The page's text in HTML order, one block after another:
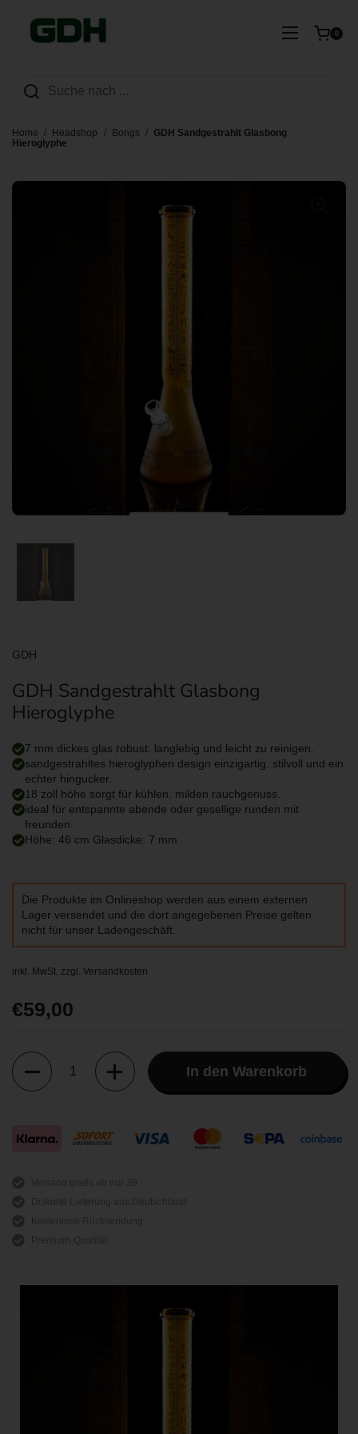
MenüWarenkorb
0
Home / Headshop / Bongs / GDH Sandgestrahlt Glasbong
Hieroglyphe
GDH
GDH Sandgestrahlt Glasbong
Hieroglyphe
7 mm dickes glas robust. langlebig und leicht zu reinigen.
sandgestrahltes hieroglyphen design einzigartig. stilvoll und ein
echter hingucker.
18 zoll höhe sorgt für kühlen. milden rauchgenuss.
ideal für entspannte abende oder gesellige runden mit
freunden.
Höhe: 46 cm Glasdicke: 7 mm
Die Produkte im Onlineshop werden aus einem externen
Lager versendet und die dort angegebenen Preise gelten
nicht für unser Ladengeschäft.
inkl. MwSt. zzgl. Versandkosten
Regulärer Preis
€59,00
Anzahl In den Warenkorb